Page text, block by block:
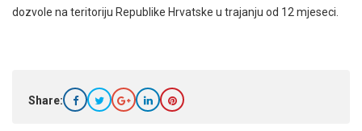
dozvole na teritoriju Republike Hrvatske u trajanju od 12 mjeseci.
Share: